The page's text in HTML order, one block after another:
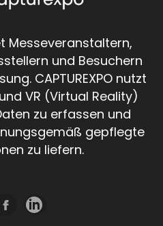
Messeveranstaltern,
und Besuchern
CAPTUREXPO nutzt
VR (Virtual Reality)
zu erfassen und
gepflegte
zu liefern.